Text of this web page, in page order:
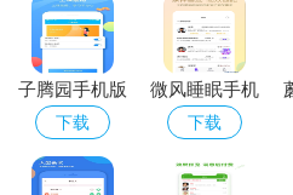
2.覆盖面广：不仅涵盖了西北太
也对其他地区的热带风暴进行
3.多语言支持：为了满足全球
界面切换，便于不同国家和地区的
软件优势
子腾园手机版
下载_子腾园
安卓版下载
下载
微风睡眠手机
版下载_微风
载
下载